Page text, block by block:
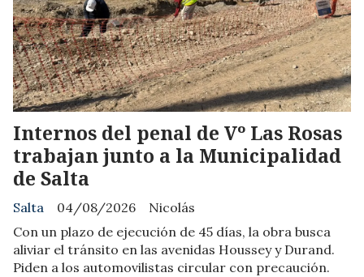
Internos del penal de Vº Las Rosas
trabajan junto a la Municipalidad
de Salta
Nicolás
Salta
04/08/2026
Con un plazo de ejecución de 45 días, la obra busca
aliviar el tránsito en las avenidas Houssey y Durand.
Piden a los automovilistas circular con precaución.